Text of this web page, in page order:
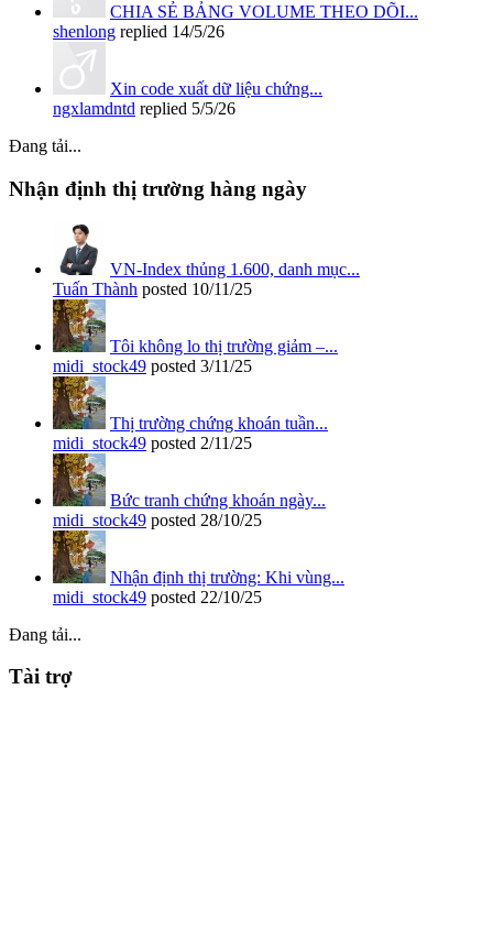
CHIA SẺ BẢNG VOLUME THEO DÕI...
shenlong replied 14/5/26
Xin code xuất dữ liệu chứng...
ngxlamdntd replied 5/5/26
Đang tải...
Nhận định thị trường hàng ngày
VN-Index thủng 1.600, danh mục...
Tuấn Thành posted 10/11/25
Tôi không lo thị trường giảm –...
midi_stock49 posted 3/11/25
Thị trường chứng khoán tuần...
midi_stock49 posted 2/11/25
Bức tranh chứng khoán ngày...
midi_stock49 posted 28/10/25
Nhận định thị trường: Khi vùng...
midi_stock49 posted 22/10/25
Đang tải...
Tài trợ